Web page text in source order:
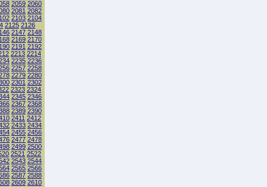
2059 2060
2081 2082
2103 2104
2125 2126
2147 2148
2169 2170
2191 2192
2213 2214
2235 2236
2257 2258
2279 2280
2301 2302
2323 2324
2345 2346
2367 2368
2389 2390
2411 2412
2433 2434
2455 2456
2477 2478
2499 2500
2521 2522
2543 2544
2565 2566
2587 2588
2609 2610